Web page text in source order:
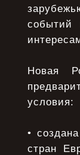
событий
Новая
условия:
•
стран